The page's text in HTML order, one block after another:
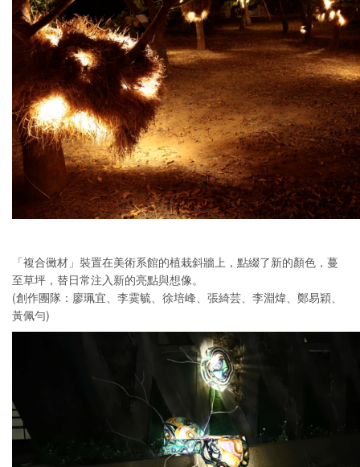
「複合黴材」裝置在美術系館的植栽斜牆上，點綴了新的顏色，蔓
至草坪，替日常注入新的亮點與想像。
(創作團隊：廖珮宜、李霙毓、徐培峰、張綺芸、李淵煒、鄭易穎、
黃佩勻)